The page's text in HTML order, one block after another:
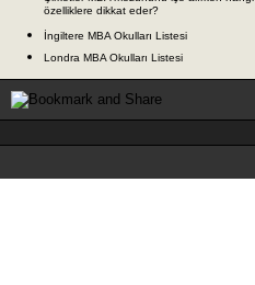
özelliklere dikkat eder?
İngiltere MBA Okulları Listesi
Londra MBA Okulları Listesi